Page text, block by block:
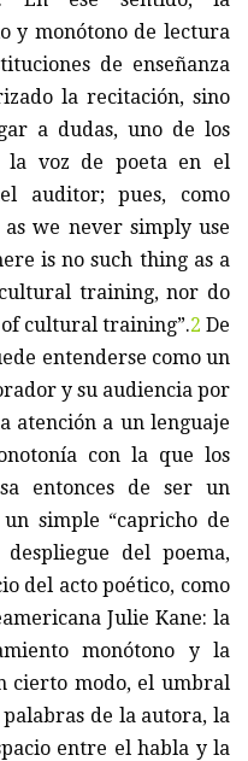
y monótono de lectura
de enseñanza
la recitación, sino
a dudas, uno de los
la voz de poeta en el
auditor; pues, como
we never simply use
is no such thing as a
training, nor do
cultural training”.2 De
entenderse como un
y su audiencia por
atención a un lenguaje
con la que los
entonces de ser un
simple “capricho de
del poema,
del acto poético, como
Julie Kane: la
monótono y la
cierto modo, el umbral
de la autora, la
entre el habla y la